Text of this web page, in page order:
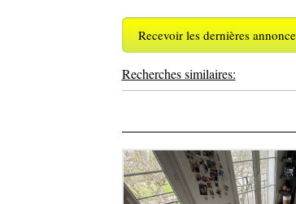
Recevoir les dernières
Recherches similaires: